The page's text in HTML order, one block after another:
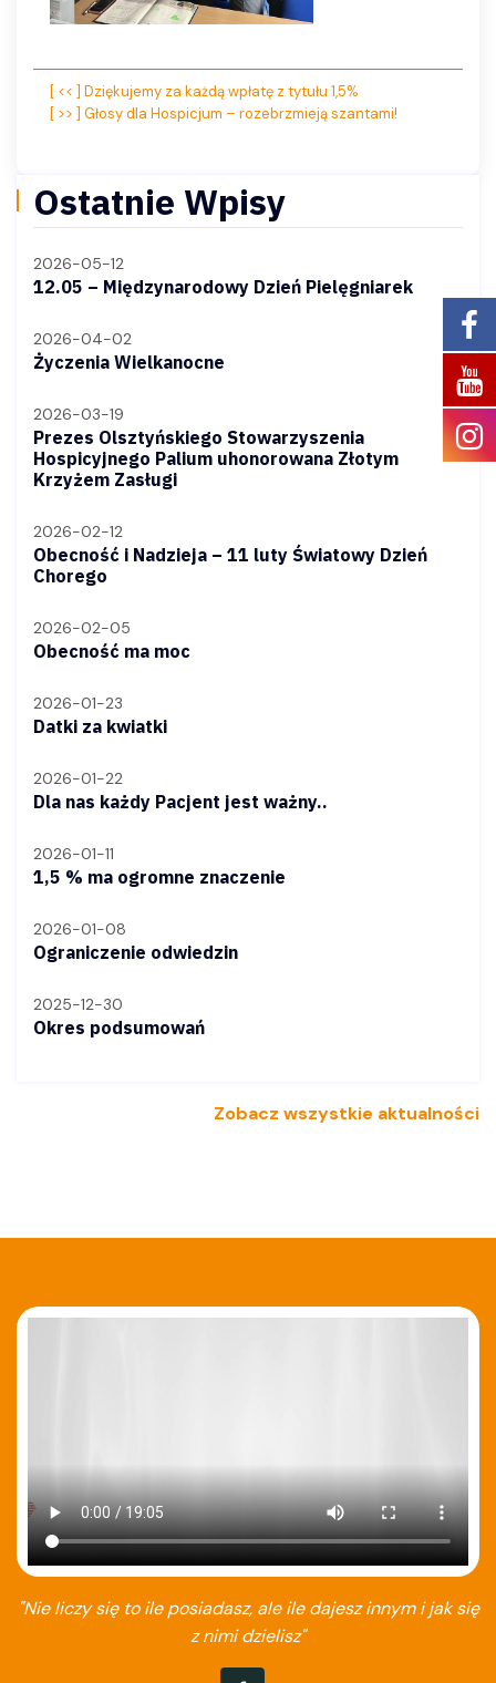
Nawigacja
[ << ] Dziękujemy za każdą wpłatę z tytułu 1,5%
[ >> ] Głosy dla Hospicjum – rozebrzmieją szantami!
Ostatnie Wpisy
2026-05-12
12.05 – Międzynarodowy Dzień Pielęgniarek
2026-04-02
Życzenia Wielkanocne
2026-03-19
Prezes Olsztyńskiego Stowarzyszenia
Hospicyjnego Palium uhonorowana Złotym
Krzyżem Zasługi
2026-02-12
Obecność i Nadzieja – 11 luty Światowy Dzień
Chorego
2026-02-05
Obecność ma moc
2026-01-23
Datki za kwiatki
2026-01-22
Dla nas każdy Pacjent jest ważny..
2026-01-11
1,5 % ma ogromne znaczenie
2026-01-08
Ograniczenie odwiedzin
2025-12-30
Okres podsumowań
Zobacz wszystkie aktualności
"Nie liczy się to ile posiadasz, ale ile dajesz innym i jak się
z nimi dzielisz"